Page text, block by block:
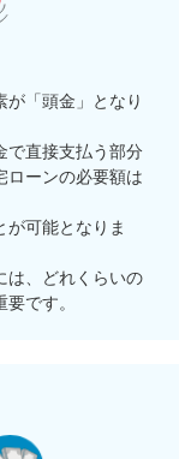
「頭金」となり
で直接支払う部分
ローンの必要額は
が可能となりま
は、どれくらいの
です。